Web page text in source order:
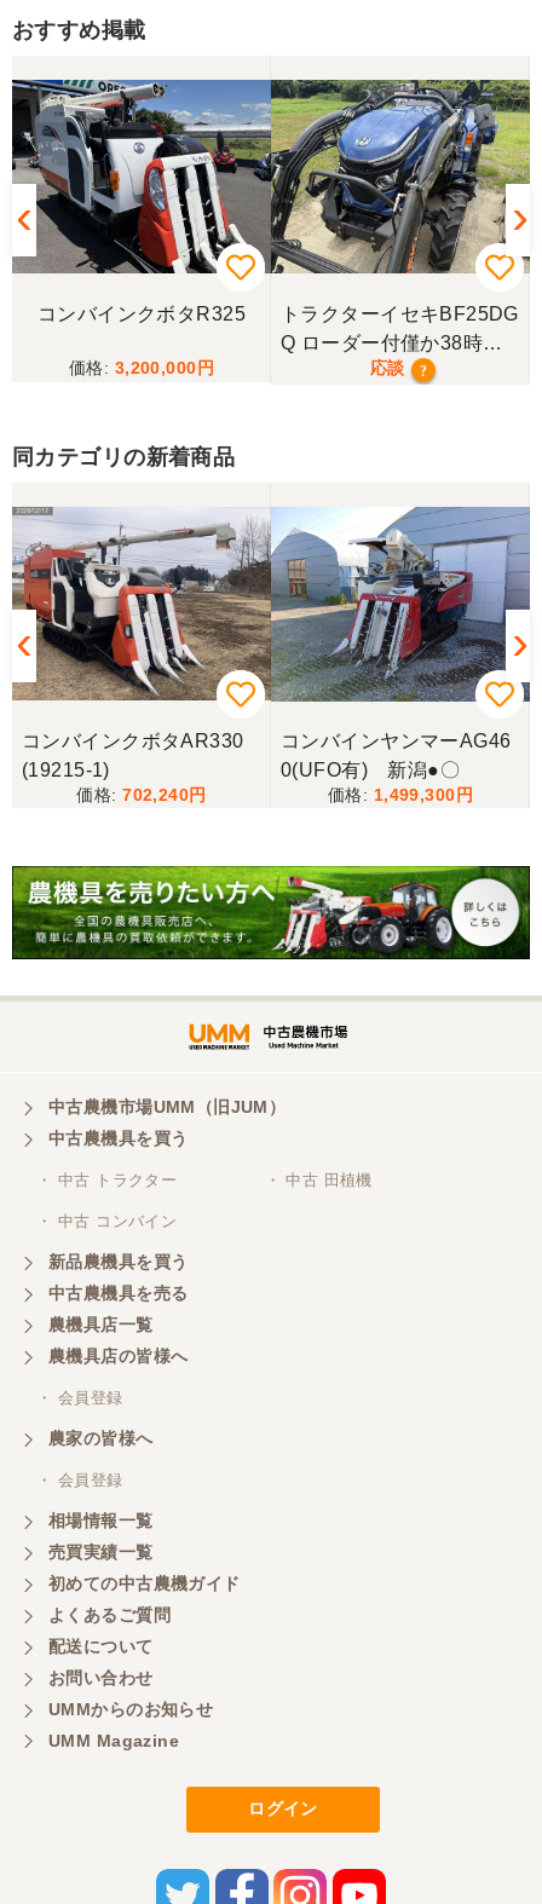
この度はお世話になりました。また、機会があれば
よろしくお願いします。
三重県／ユウスケ
購入から引き取りまでスムーズでした。ありがとう
ございました。
当方の要望に対して、素早く対応していただき感謝
スタッフの鈴木さんが親切で機械に詳しく 丁寧にご
対応頂きました。 ありがとう！ 少し距離はあります
が、今後も農機具を買う際はのうき屋さんを利用し
ようと思います。
三重県／miraisann
写真と現物が違いすぎる
三重県／谷本勝美
こちらの、対応も、よく、大変、満足、です。
三重県／谷本勝美
こちらの、対応、も、よくして、くれました。
対応も、よくしてくれました、有難うございまし
三重県／山本
対応ありがとうございました。
三重県／山本
共立シュレッターを受け取りました。 状態は問題な
く、エンジンも調子がよさそうです。 ありがとうご
ざいました。
三重県／
嫌な顔をせずに一生懸命頑張ってくれる中山さんに
感謝しています。ここで3台買いましたが、これから
もよろしくお願いしたいです。
三重県／
初めてコンバインを買いに行ったのですが、とても
明るい方に担当していただき細かく説明して下さっ
てとても嬉しかったです。
担当さんの説明が丁寧で分かりやすく、急な要望に
も迅速に対応して頂き非常に助かりました。
おすすめ掲載
コンバインクボタR325
3,200,000
トラクターイセキBF25DG
Q ローダー付僅か38時
間！極上！現行モデル！
応談 ?
同カテゴリの新着商品
コンバインクボタAR330
(19215-1)
702,240
コンバインヤンマーAG46
0(UFO有) 新潟●〇
1,499,300
中古農機市場UMM（旧JUM）
中古農機具を買う
・ 中古 トラクター ・ 中古 田植機
・ 中古 コンバイン
新品農機具を買う
中古農機具を売る
農機具店一覧
農機具店の皆様へ
・ 会員登録
農家の皆様へ
・ 会員登録
相場情報一覧
売買実績一覧
初めての中古農機ガイド
よくあるご質問
配送について
お問い合わせ
UMMからのお知らせ
UMM Magazine
ログイン